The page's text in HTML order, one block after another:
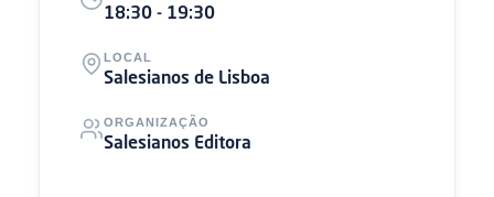
18:30 - 19:30
LOCAL
Salesianos de Lisboa
ORGANIZAÇÃO
Salesianos Editora